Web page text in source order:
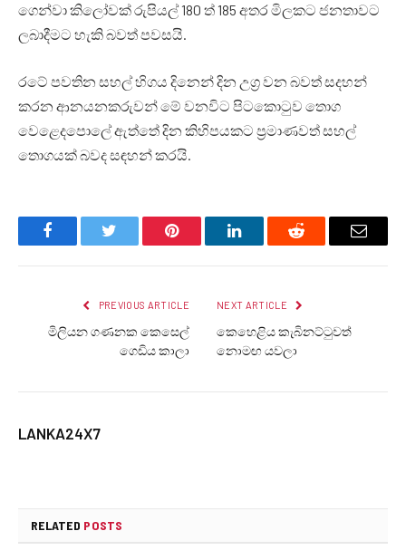
ගෙන්වා කිලෝවක් රුපියල් 180 ත් 185 අතර මිලකට ජනතාවට
ලබාදීමට හැකි බවත් පවසයි.
රටේ පවතින සහල් හිගය දිනෙන් දින උග්‍ර වන බවත් සදහන්
කරන ආනයනකරුවන් මේ වනවිට පිටකොටුව තොග
වෙළෙදපොලේ ඇත්තේ දින කිහිපයකට ප්‍රමාණවත් සහල්
තොගයක් බවද සඳහන් කරයි.
FacebookTwitter Pinterest LinkedInReddit Email
PREVIOUS ARTICLE
මිලියන ගණනක කෙසෙල්
ගෙඩිය කාලා
NEXT ARTICLE
කෙහෙළිය කැබිනට්ටුවත්
නොමඟ යවලා
LANKA24X7
RELATED POSTS